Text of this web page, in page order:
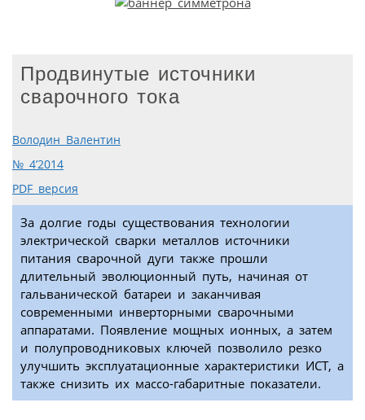
Продвинутые источники
сварочного тока
Володин Валентин
№ 4’2014
PDF версия
За долгие годы существования технологии
электрической сварки металлов источники
питания сварочной дуги также прошли
длительный эволюционный путь, начиная от
гальванической батареи и заканчивая
современными инверторными сварочными
аппаратами. Появление мощных ионных, а затем
и полупроводниковых ключей позволило резко
улучшить эксплуатационные характеристики ИСТ, а
также снизить их массо-габаритные показатели.